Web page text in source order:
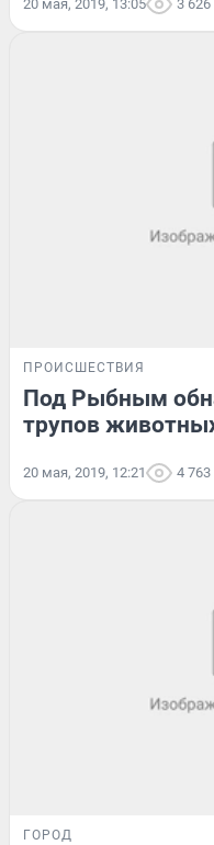
20 мая, 2019, 13:05 3 626
ПРОИСШЕСТВИЯ
Под Рыбным
трупов
20 мая, 2019, 12:21 4 763
ГОРОД